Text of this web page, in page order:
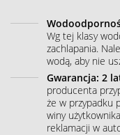
Wg tej klasy
zachlapania.
wodą, aby nie
Gwarancja: 2
producenta
że w przypadku
winy
reklamacji w